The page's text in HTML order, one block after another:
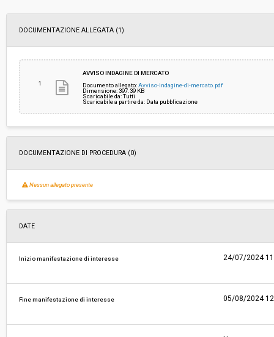
Svolgimento:
Importo a base di gara soggetto a
ribasso:
Costi di sicurezza non soggetti a
ribasso:
DOCUMENTAZIONE ALLEGATA (1)
1
AVVISO INDAGINE DI MERCATO
Documento allegato:Avviso-indagine-di-mercato.pdf
Dimensione: 397.39 KB
Scaricabile da: Tutti
Scaricabile a partire da: Data pubblicazione
DOCUMENTAZIONE DI PROCEDURA (0)
Nessun allegato presente
DATE
Inizio manifestazione di interesse 24/07/2024
Fine manifestazione di interesse 05/08/2024